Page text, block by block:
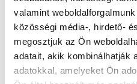
valamint
közösségi média-, hirdető-
megosztjuk az Ön
adatait, akik kombinálhatják
adatokkal, amelyeket Ön
Brennenstuhl LED hibrid
építkezési reflektor – 12 500 lm,